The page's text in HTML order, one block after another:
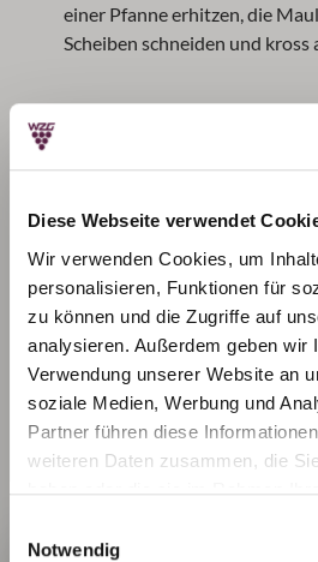
Diese Webseite verwendet
Wir verwenden Cookies, um
personalisieren, Funktionen für
zu können und die Zugriffe auf
analysieren. Außerdem geben wir
Verwendung unserer Website an
soziale Medien, Werbung und
Partner führen diese
weiteren Daten zusammen, die
Notwendig
Herzlich willkommen in
Wir möchten sicherstellen, dass
einer Pfanne erhitzen, die
Scheiben schneiden und kross
4. Das Spargelragout mit den
Parmesankäse servieren.
Profi-Tipp: Dazu einen
Müller Thurgau